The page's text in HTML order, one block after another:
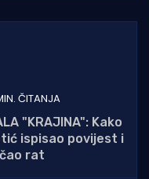
ČITANJA
"KRAJINA": Kako
ispisao povijest i
rat